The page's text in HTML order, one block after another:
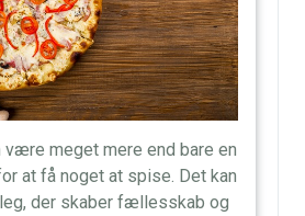
være meget mere end bare en
at få noget at spise. Det kan
der skaber fællesskab og